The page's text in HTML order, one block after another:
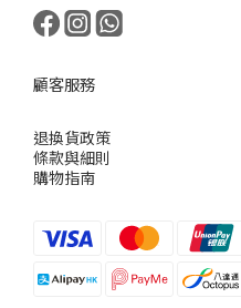
顧客服務
退換貨政策
條款與細則
購物指南